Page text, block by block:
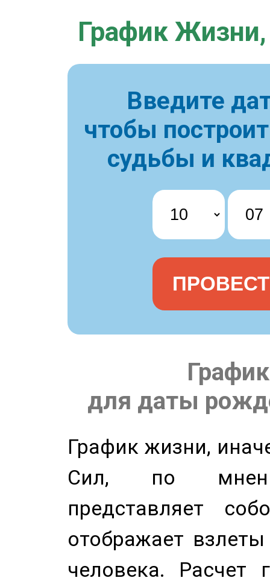
График Жизни,
Введите
чтобы
судьбы и
для даты
График жизни,
Сил, по
представляет
отображает
человека. Расчет